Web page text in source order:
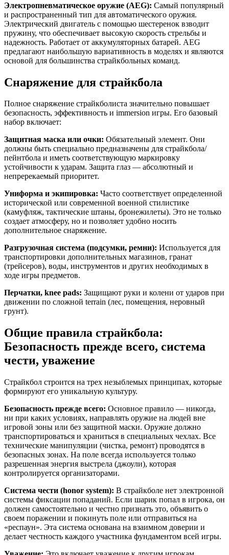
Электропневматическое оружие (AEG): Самый популярный
и распространенный тип для автоматического оружия.
Электрический двигатель с помощью шестеренок взводит
пружину, что обеспечивает высокую скорость стрельбы и
надежность. Работает от аккумуляторных батарей. AEG
предлагают наибольшую вариативность в моделях и являются
основой для большинства страйкбольных команд.
Снаряжение для страйкбола
Полное снаряжение страйкболиста значительно повышает
безопасность, эффективность и immersion игры. Его базовый
набор включает:
Защитная маска или очки: Обязательный элемент. Они
должны быть специально предназначены для страйкбола/
пейнтбола и иметь соответствующую маркировку
устойчивости к ударам. Защита глаз — абсолютный и
непререкаемый приоритет.
Униформа и экипировка: Часто соответствует определенной
исторической или современной военной стилистике
(камуфляж, тактические штаны, бронежилеты). Это не только
создает атмосферу, но и позволяет удобно носить
дополнительное снаряжение.
Разгрузочная система (подсумки, ремни): Используется для
транспортировки дополнительных магазинов, гранат
(трейсеров), воды, инструментов и других необходимых в
ходе игры предметов.
Перчатки, knee pads: Защищают руки и колени от ударов при
движении по сложной terrain (лес, помещения, неровный
грунт).
Общие правила страйкбола:
Безопасность прежде всего, система
чести, уважение
Страйкбол строится на трех незыблемых принципах, которые
формируют его уникальную культуру.
Безопасность прежде всего: Основное правило — никогда,
ни при каких условиях, направлять оружие на людей вне
игровой зоны или без защитной маски. Оружие должно
транспортироваться и храниться в специальных чехлах. Все
технические манипуляции (чистка, ремонт) проводятся в
безопасных зонах. На поле всегда используется только
разрешенная энергия выстрела (джоули), которая
контролируется организаторами.
Система чести (honor system): В страйкболе нет электронной
системы фиксации попаданий. Если шарик попал в игрока, он
должен самостоятельно и честно признать это, объявить о
своем поражении и покинуть поле или отправиться на
«респаун». Эта система основана на взаимном доверии и
делает честность каждого участника фундаментом всей игры.